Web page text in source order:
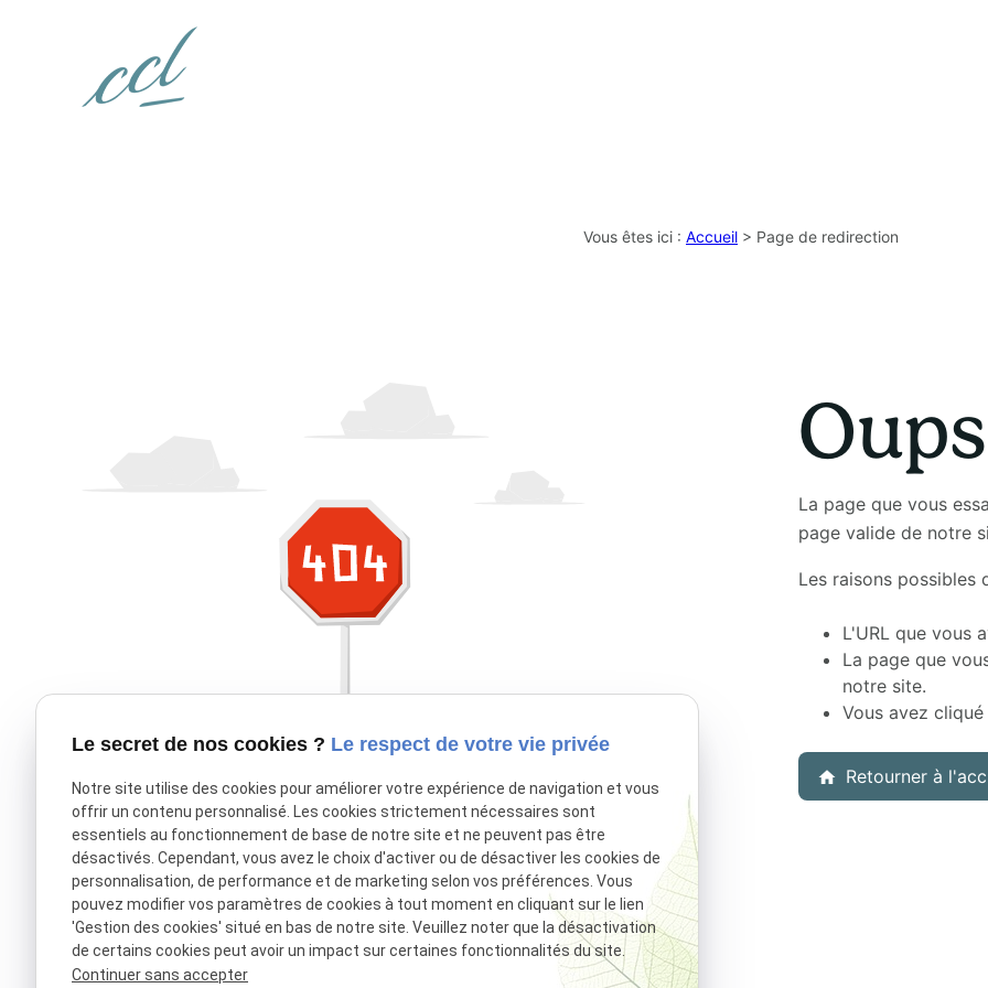
Vous êtes ici : Accueil > Page de redirection
La page que vous
page valide de notre
Les raisons possibles
L'URL que vous
La page que
notre site.
Vous avez
home Retourner à
Le secret de nos cookies ? Le respect de votre vie privée
Notre site utilise des cookies pour améliorer votre expérience de navigation et vous
offrir un contenu personnalisé. Les cookies strictement nécessaires sont
essentiels au fonctionnement de base de notre site et ne peuvent pas être
désactivés. Cependant, vous avez le choix d'activer ou de désactiver les cookies de
personnalisation, de performance et de marketing selon vos préférences. Vous
pouvez modifier vos paramètres de cookies à tout moment en cliquant sur le lien
'Gestion des cookies' situé en bas de notre site. Veuillez noter que la désactivation
de certains cookies peut avoir un impact sur certaines fonctionnalités du site.
Continuer sans accepter